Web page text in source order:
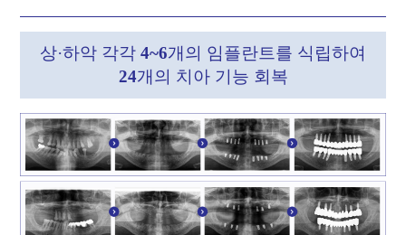
상·하악 각각 4~6개의 임플란트를 식립하여
24개의 치아 기능 회복